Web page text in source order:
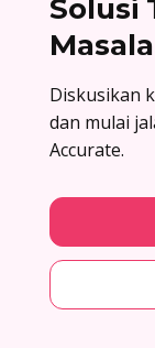
Solusi
Diskusikan
dan mulai
Accurate.